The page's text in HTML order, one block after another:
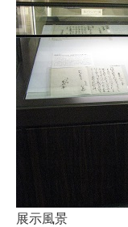
展示風景